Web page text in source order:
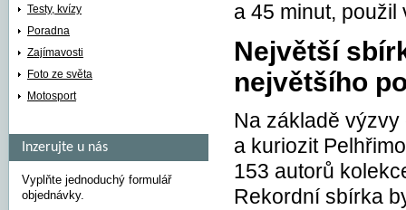
Testy, kvízy
Poradna
Zajímavosti
Foto ze světa
Motosport
Inzerujte u nás
Vyplňte jednoduchý formulář
objednávky.
a 45 minut, použil
Největší
největšího
Na základě
a kuriozit
153 autorů
Rekordní sbírka